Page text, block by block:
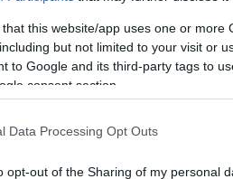
that this website/app uses one or
but not limited to your visit or
to Google and its third-party tags to
consent section.
Data Processing Opt Outs
opt-out of the Sharing of my personal